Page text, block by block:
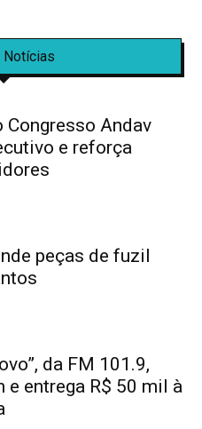
Notícias
Congresso Andav
e reforça
peças de fuzil
da FM 101.9,
entrega R$ 50 mil à